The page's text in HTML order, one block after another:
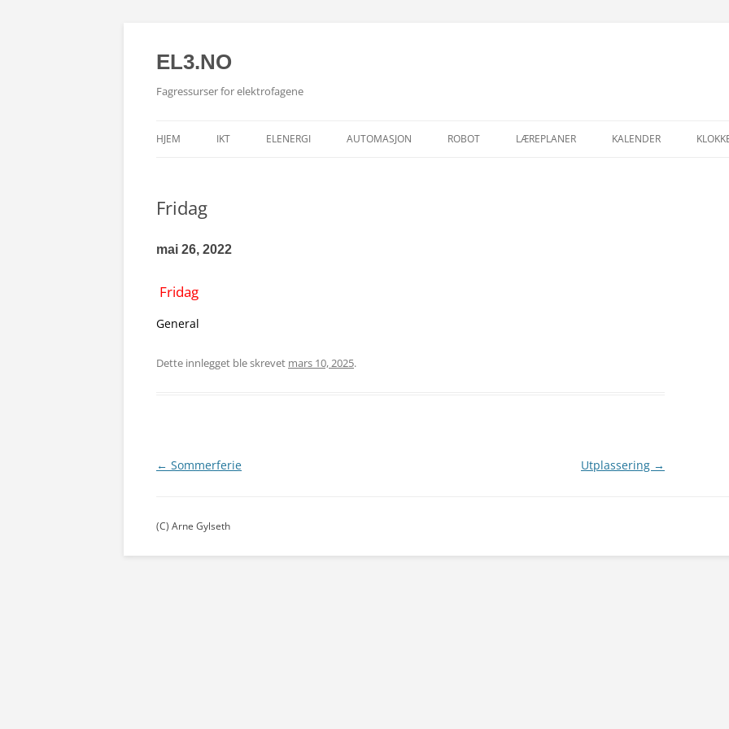
EL3.NO
Fagressurser for elektrofagene
til
HJEM IKT ELENERGI AUTOMASJON ROBOT LÆREPLANER KALENDER
Fridag
mai 26, 2022
Fridag
General
Dette innlegget ble skrevet mars 10, 2025.
Innleggsnavigasjon
← Sommerferie Utplassering →
(C) Arne Gylseth